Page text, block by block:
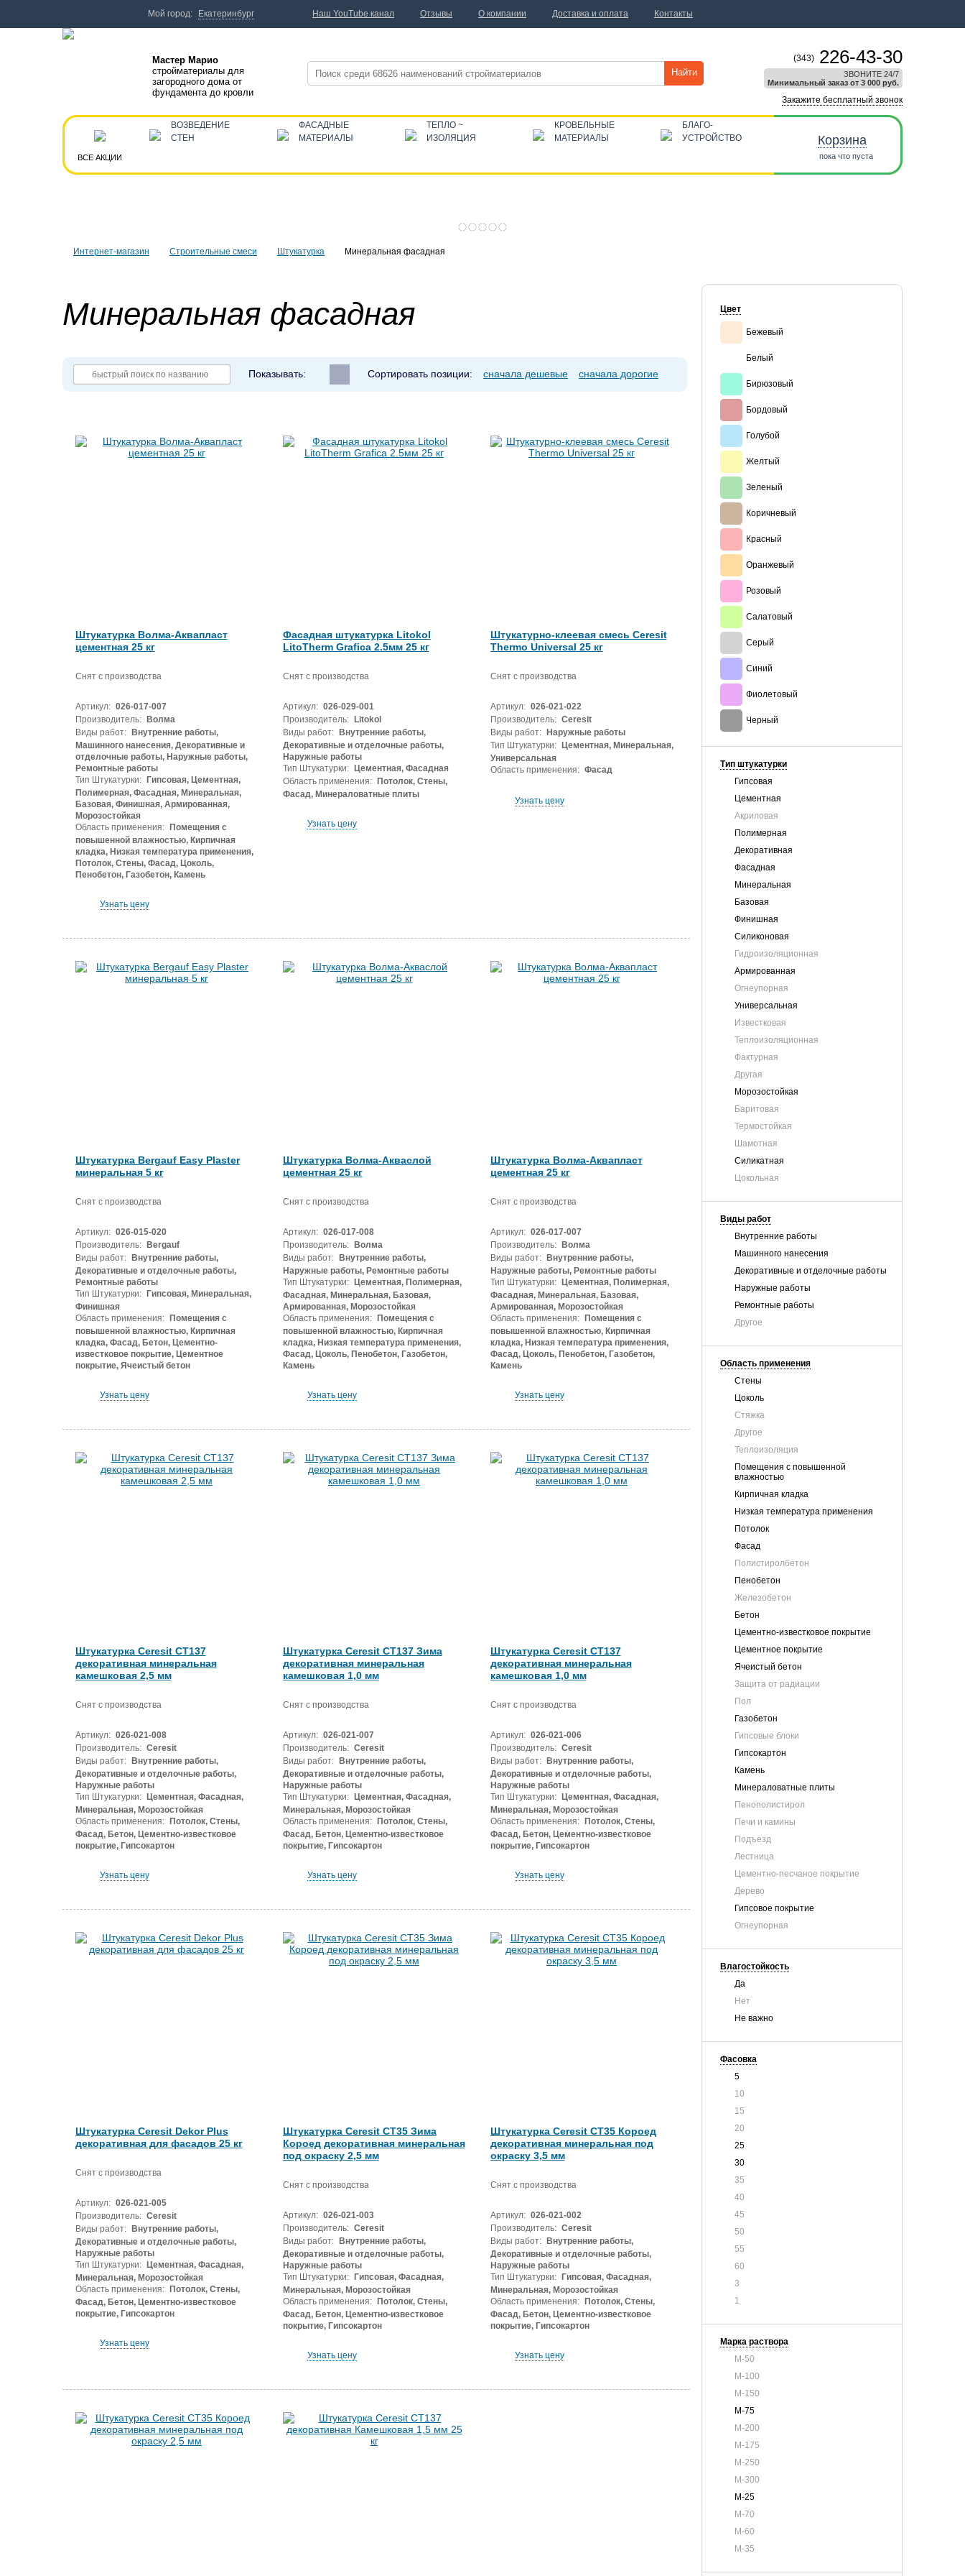
Интернет-магазин Строительные смеси Штукатурка Минеральная фасадная
Цвет
Бежевый
Белый
Бирюзовый
Бордовый
Голубой
Желтый
Зеленый
Коричневый
Красный
Оранжевый
Розовый
Салатовый
Серый
Синий
Фиолетовый
Черный
Тип штукатурки
Гипсовая
Цементная
Акриловая
Полимерная
Декоративная
Фасадная
Минеральная
Базовая
Финишная
Силиконовая
Гидроизоляционная
Армированная
Огнеупорная
Универсальная
Известковая
Теплоизоляционная
Фактурная
Другая
Морозостойкая
Баритовая
Термостойкая
Шамотная
Силикатная
Цокольная
Виды работ
Внутренние работы
Машинного нанесения
Декоративные и отделочные работы
Наружные работы
Ремонтные работы
Другое
Область применения
Стены
Цоколь
Стяжка
Другое
Теплоизоляция
Помещения с повышенной
влажностью
Кирпичная кладка
Низкая температура применения
Потолок
Фасад
Полистиролбетон
Пенобетон
Железобетон
Бетон
Цементно-известковое покрытие
Цементное покрытие
Ячеистый бетон
Защита от радиации
Пол
Газобетон
Гипсовые блоки
Гипсокартон
Камень
Минераловатные плиты
Пенополистирол
Печи и камины
Подъезд
Лестница
Цементно-песчаное покрытие
Дерево
Гипсовое покрытие
Огнеупорная
Влагостойкость
Да
Нет
Не важно
Фасовка
5
10
15
20
25
30
35
40
45
50
55
60
3
1
Марка раствора
М-50
М-100
М-150
М-75
М-200
М-175
М-250
М-300
М-25
М-70
М-60
М-35
Минеральная фасадная
Показывать: Сортировать позиции: сначала дешевые сначала дорогие
Штукатурка Волма-Аквапласт
цементная 25 кг
Снят с производства
Артикул: 026-017-007
Производитель:
Волма
Виды работ:
Внутренние работы,
Машинного нанесения, Декоративные и
отделочные работы, Наружные работы,
Ремонтные работы
Тип Штукатурки:
Гипсовая, Цементная,
Полимерная, Фасадная, Минеральная,
Базовая, Финишная, Армированная,
Морозостойкая
Область применения:
Помещения с
повышенной влажностью, Кирпичная
кладка, Низкая температура применения,
Потолок, Стены, Фасад, Цоколь,
Пенобетон, Газобетон, Камень
Узнать цену
Фасадная штукатурка Litokol
LitoTherm Grafica 2.5мм 25 кг
Снят с производства
Артикул: 026-029-001
Производитель:
Litokol
Виды работ:
Внутренние работы,
Декоративные и отделочные работы,
Наружные работы
Тип Штукатурки:
Цементная, Фасадная
Область применения:
Потолок, Стены,
Фасад, Минераловатные плиты
Узнать цену
Штукатурно-клеевая смесь Ceresit
Thermo Universal 25 кг
Снят с производства
Артикул: 026-021-022
Производитель: Ceresit
Виды работ:
Наружные работы
Тип Штукатурки:
Цементная, Минеральная,
Универсальная
Область применения: Фасад
Узнать цену
Штукатурка Bergauf Easy Plaster
минеральная 5 кг
Снят с производства
Артикул: 026-015-020
Производитель:
Bergauf
Виды работ:
Внутренние работы,
Декоративные и отделочные работы,
Ремонтные работы
Тип Штукатурки:
Гипсовая, Минеральная,
Финишная
Область применения:
Помещения с
повышенной влажностью, Кирпичная
кладка, Фасад, Бетон, Цементно-
известковое покрытие, Цементное
покрытие, Ячеистый бетон
Узнать цену
Штукатурка Волма-Акваслой
цементная 25 кг
Снят с производства
Артикул: 026-017-008
Производитель:
Волма
Виды работ:
Внутренние работы,
Наружные работы, Ремонтные работы
Тип Штукатурки:
Цементная, Полимерная,
Фасадная, Минеральная, Базовая,
Армированная, Морозостойкая
Область применения:
Помещения с
повышенной влажностью, Кирпичная
кладка, Низкая температура применения,
Фасад, Цоколь, Пенобетон, Газобетон,
Камень
Узнать цену
Штукатурка Волма-Аквапласт
цементная 25 кг
Снят с производства
Артикул: 026-017-007
Производитель:
Волма
Виды работ:
Внутренние работы,
Наружные работы, Ремонтные работы
Тип Штукатурки:
Цементная, Полимерная,
Фасадная, Минеральная, Базовая,
Армированная, Морозостойкая
Область применения:
Помещения с
повышенной влажностью, Кирпичная
кладка, Низкая температура применения,
Фасад, Цоколь, Пенобетон, Газобетон,
Камень
Узнать цену
Штукатурка Ceresit СТ137
декоративная минеральная
камешковая 2,5 мм
Снят с производства
Артикул: 026-021-008
Производитель: Ceresit
Виды работ:
Внутренние работы,
Декоративные и отделочные работы,
Наружные работы
Тип Штукатурки:
Цементная, Фасадная,
Минеральная, Морозостойкая
Область применения:
Потолок, Стены,
Фасад, Бетон, Цементно-известковое
покрытие, Гипсокартон
Узнать цену
Штукатурка Ceresit СТ137 Зима
декоративная минеральная
камешковая 1,0 мм
Снят с производства
Артикул: 026-021-007
Производитель: Ceresit
Виды работ:
Внутренние работы,
Декоративные и отделочные работы,
Наружные работы
Тип Штукатурки:
Цементная, Фасадная,
Минеральная, Морозостойкая
Область применения:
Потолок, Стены,
Фасад, Бетон, Цементно-известковое
покрытие, Гипсокартон
Узнать цену
Штукатурка Ceresit СТ137
декоративная минеральная
камешковая 1,0 мм
Снят с производства
Артикул: 026-021-006
Производитель: Ceresit
Виды работ:
Внутренние работы,
Декоративные и отделочные работы,
Наружные работы
Тип Штукатурки:
Цементная, Фасадная,
Минеральная, Морозостойкая
Область применения:
Потолок, Стены,
Фасад, Бетон, Цементно-известковое
покрытие, Гипсокартон
Узнать цену
Штукатурка Ceresit Dekor Plus
декоративная для фасадов 25 кг
Снят с производства
Артикул: 026-021-005
Производитель: Ceresit
Виды работ:
Внутренние работы,
Декоративные и отделочные работы,
Наружные работы
Тип Штукатурки:
Цементная, Фасадная,
Минеральная, Морозостойкая
Область применения:
Потолок, Стены,
Фасад, Бетон, Цементно-известковое
покрытие, Гипсокартон
Узнать цену
Штукатурка Ceresit СТ35 Зима
Короед декоративная минеральная
под окраску 2,5 мм
Снят с производства
Артикул: 026-021-003
Производитель: Ceresit
Виды работ:
Внутренние работы,
Декоративные и отделочные работы,
Наружные работы
Тип Штукатурки:
Гипсовая, Фасадная,
Минеральная, Морозостойкая
Область применения:
Потолок, Стены,
Фасад, Бетон, Цементно-известковое
покрытие, Гипсокартон
Узнать цену
Штукатурка Ceresit СТ35 Короед
декоративная минеральная под
окраску 3,5 мм
Снят с производства
Артикул: 026-021-002
Производитель: Ceresit
Виды работ:
Внутренние работы,
Декоративные и отделочные работы,
Наружные работы
Тип Штукатурки:
Гипсовая, Фасадная,
Минеральная, Морозостойкая
Область применения:
Потолок, Стены,
Фасад, Бетон, Цементно-известковое
покрытие, Гипсокартон
Узнать цену
Мастер Марио
стройматериалы для
загородного дома от
фундамента до кровли
Найти
(343) 226-43-30
ЗВОНИТЕ 24/7
Минимальный заказ от 3 000 руб.
Закажите бесплатный звонок
ВСЕ АКЦИИ
ВОЗВЕДЕНИЕ
СТЕН
ФАСАДНЫЕ
МАТЕРИАЛЫ
ТЕПЛО ~
ИЗОЛЯЦИЯ
КРОВЕЛЬНЫЕ
МАТЕРИАЛЫ
БЛАГО-
УСТРОЙСТВО
Корзина
пока что пуста
Мой город: Екатеринбург Наш YouTube канал Отзывы О компании Доставка и оплата Контакты